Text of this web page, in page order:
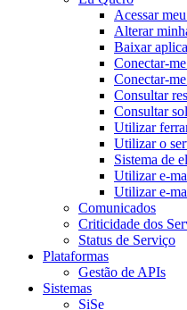
Acessar
Alterar
Baixar
Conectar-
Conectar-
Consultar
Consultar
Utilizar
Utilizar o
Sistema de
Utilizar e-
Utilizar e-
Comunicados
Criticidade dos
Status de Serviço
Plataformas
Gestão de APIs
Sistemas
SiSe